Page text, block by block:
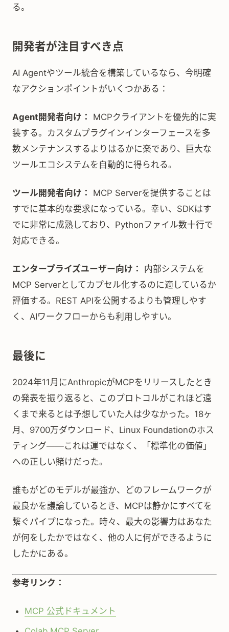
る。
開発者が注目すべき点
AI Agentやツール統合を構築しているなら、今明確
なアクションポイントがいくつかある：
Agent開発者向け：
MCPクライアントを優先的に実
装する。カスタムプラグインインターフェースを多
数メンテナンスするよりはるかに楽であり、巨大な
ツールエコシステムを自動的に得られる。
ツール開発者向け：
MCP Serverを提供することは
すでに基本的な要求になっている。幸い、SDKはす
でに非常に成熟しており、Pythonファイル数十行で
対応できる。
エンタープライズユーザー向け：
内部システムを
MCP Serverとしてカプセル化するのに適しているか
評価する。REST APIを公開するよりも管理しやす
く、AIワークフローからも利用しやすい。
最後に
2024年11月にAnthropicがMCPをリリースしたとき
の発表を振り返ると、このプロトコルがこれほど遠
くまで来るとは予想していた人は少なかった。18ヶ
月、9700万ダウンロード、Linux Foundationのホス
ティング——これは運ではなく、「標準化の価値」
への正しい賭けだった。
誰もがどのモデルが最強か、どのフレームワークが
最良かを議論しているとき、MCPは静かにすべてを
繋ぐパイプになった。時々、最大の影響力はあなた
が何をしたかではなく、他の人に何ができるように
したかにある。
参考リンク：
MCP 公式ドキュメント